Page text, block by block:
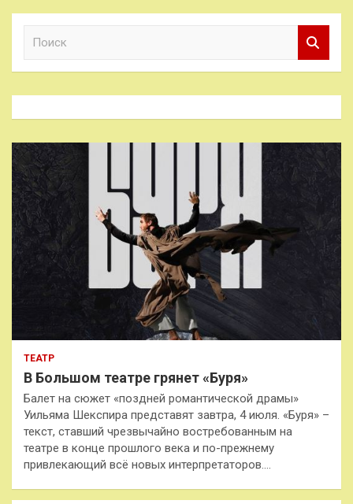
к
ТЕАТР
В Большом театре грянет «Буря»
Балет на сюжет «поздней романтической драмы»
Уильяма Шекспира представят завтра, 4 июля. «Буря» –
текст, ставший чрезвычайно востребованным на
театре в конце прошлого века и по-прежнему
привлекающий всё новых интерпретаторов.…